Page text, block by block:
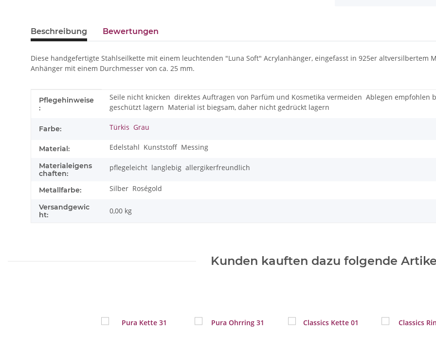
Beschreibung Bewertungen
Diese handgefertigte Stahlseilkette mit einem leuchtenden "Luna Soft" Acrylanhänger, eingefasst in 925er altversilbertem
Anhänger mit einem Durchmesser von ca. 25 mm.
Produkteigenschaft
Wert
Pflegehinweise
:
Seile nicht knicken direktes Auftragen von Parfüm und Kosmetika vermeiden Ablegen empfohlen
geschützt lagern Material ist biegsam, daher nicht gedrückt lagern
Farbe: Türkis Grau
Material: Edelstahl Kunststoff Messing
Materialeigens
chaften:
pflegeleicht langlebig allergikerfreundlich
Metallfarbe: Silber Roségold
Versandgewic
ht:
0,00 kg
Kunden kauften dazu folgende